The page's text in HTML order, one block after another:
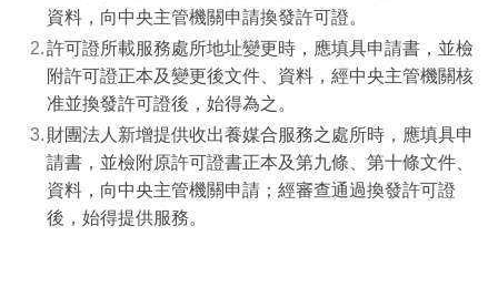
資料，向中央主管機關申請換發許可證。
許可證所載服務處所地址變更時，應填具申請書，並檢
附許可證正本及變更後文件、資料，經中央主管機關核
准並換發許可證後，始得為之。
財團法人新增提供收出養媒合服務之處所時，應填具申
請書，並檢附原許可證書正本及第九條、第十條文件、
資料，向中央主管機關申請；經審查通過換發許可證
後，始得提供服務。